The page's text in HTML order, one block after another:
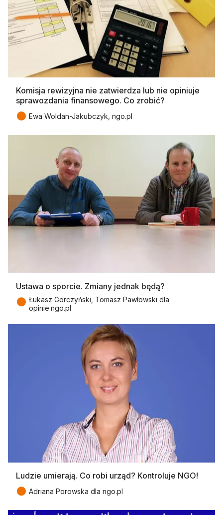
Komisja rewizyjna nie zatwierdza lub nie opiniuje
sprawozdania finansowego. Co zrobić?
● Ewa Woldan-Jakubczyk, ngo.pl
Ustawa o sporcie. Zmiany jednak będą?
● Łukasz Gorczyński, Tomasz Pawłowski dla
opinie.ngo.pl
Ludzie umierają. Co robi urząd? Kontroluje NGO!
● Adriana Porowska dla ngo.pl